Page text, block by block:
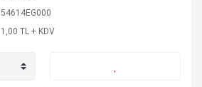
54614EG000
1,00 TL + KDV